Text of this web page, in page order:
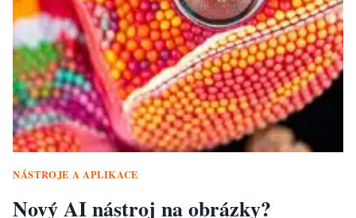
NÁSTROJE A APLIKACE
Nový AI nástroj na obrázky?